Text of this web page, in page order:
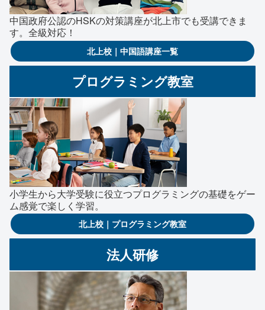
中国政府公認のHSKの対策講座が北上市でも受講できま
す。全級対応！
北上校｜中国語講座一覧
プログラミング教室
小学生から大学受験に役立つプログラミングの基礎をゲー
ム感覚で楽しく学習。
北上校｜プログラミング教室
法人研修